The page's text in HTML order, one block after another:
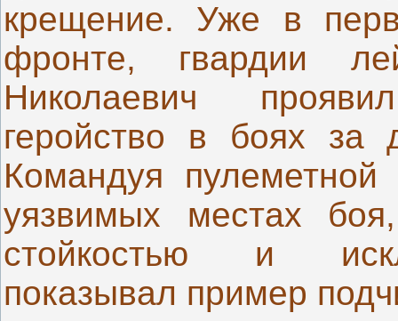
крещение. Уже в
фронте, гвардии
Николаевич
геройство в боях за
Командуя
уязвимых местах
стойкостью и
показывал пример